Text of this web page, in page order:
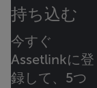
持ち込む
今すぐ
Assetlinkに登
録して、5つ